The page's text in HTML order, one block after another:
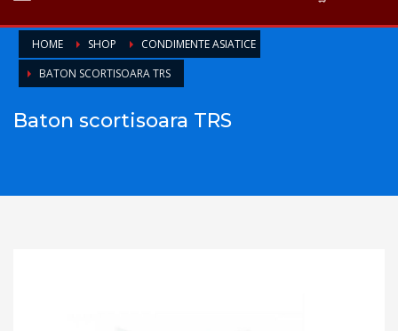
HOME SHOP
CONDIMENTE ASIATICE
BATON SCORTISOARA TRS
Baton scortisoara TRS